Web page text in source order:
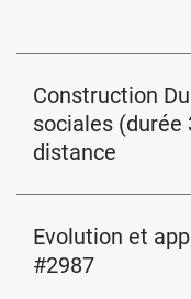
Construction
sociales (durée
distance
Evolution et
#2987